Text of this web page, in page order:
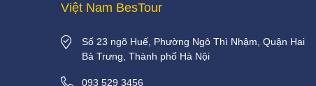
Việt Nam BesTour
Số 23 ngõ Huế, Phường Ngô Thì Nhậm, Quận Hai
Bà Trưng, Thành phố Hà Nội
093 529 3456